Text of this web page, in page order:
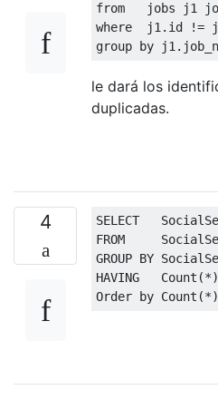
from
   jobs j1
where
  j1
. id !=
group by j1 .
le dará los
duplicadas.
4 SELECT
FROM
GROUP BY
HAVING
   Count
(*)
Order by Count (*)